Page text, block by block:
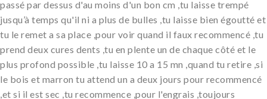
passé par dessus d'au moins d'un bon cm ,tu laisse trempé
jusqu’à temps qu'il ni a plus de bulles ,tu laisse bien égoutté et
tu le remet a sa place ,pour voir quand il faux recommencé ,tu
prend deux cures dents ,tu en plente un de chaque côté et le
plus profond possible ,tu laisse 10 a 15 mn ,quand tu retire ,si
le bois et marron tu attend un a deux jours pour recommencé
,et si il est sec ,tu recommence ,pour l'engrais ,toujours